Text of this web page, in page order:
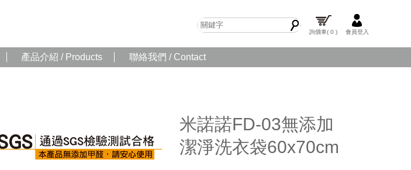
詢價車( 0 ) 會員登入
產品介紹 / Products 聯絡我們 / Contact
米諾諾FD-03無添加
潔淨洗衣袋60x70cm